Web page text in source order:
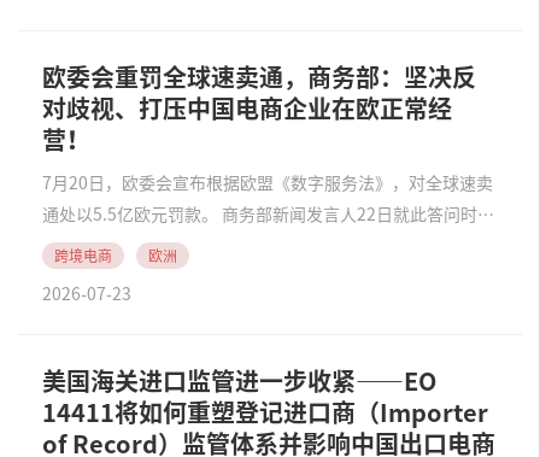
欧委会重罚全球速卖通，商务部：坚决反
对歧视、打压中国电商企业在欧正常经
营！
7月20日，欧委会宣布根据欧盟《数字服务法》，对全球速卖
通处以5.5亿欧元罚款。 商务部新闻发言人22日就此答问时表
示，中方已注意到有关情况，对此表示强烈不满和严正关切。
跨境电商 欧洲
2026-07-23
美国海关进口监管进一步收紧——EO
14411将如何重塑登记进口商（Importer
of Record）监管体系并影响中国出口电商